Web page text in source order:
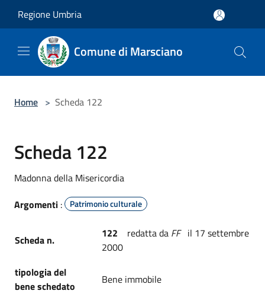
Regione Umbria
Comune di Marsciano
Home > Scheda 122
Scheda 122
Madonna della Misericordia
Argomenti : Patrimonio culturale
Scheda n. 122 redatta da FF il 17 settembre
2000
tipologia del
bene schedato
Bene immobile